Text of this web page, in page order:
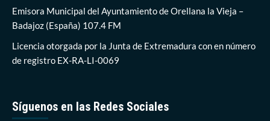
Colaboración
Económica
de
Empleo
Emisora Municipal del Ayuntamiento de Orellana la Vieja –
Badajoz (España) 107.4 FM
Licencia otorgada por la Junta de Extremadura con en número
de registro EX-RA-LI-0069
Síguenos en las Redes Sociales